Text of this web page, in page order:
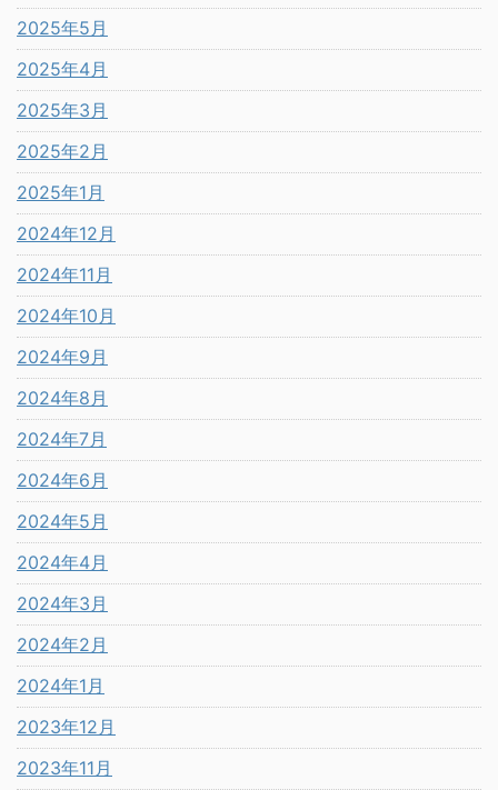
2025年5月
2025年4月
2025年3月
2025年2月
2025年1月
2024年12月
2024年11月
2024年10月
2024年9月
2024年8月
2024年7月
2024年6月
2024年5月
2024年4月
2024年3月
2024年2月
2024年1月
2023年12月
2023年11月